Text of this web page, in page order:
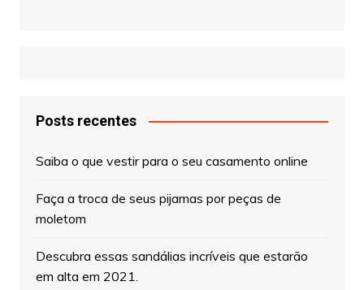
Posts recentes
Saiba o que vestir para o seu casamento online
Faça a troca de seus pijamas por peças de
moletom
Descubra essas sandálias incríveis que estarão
em alta em 2021.